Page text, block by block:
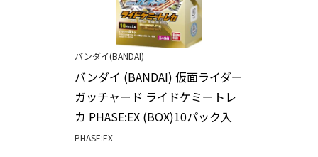
バンダイ(BANDAI)
バンダイ (BANDAI) 仮面ライダー
ガッチャード ライドケミートレ
カ PHASE:EX (BOX)10パック入
PHASE:EX